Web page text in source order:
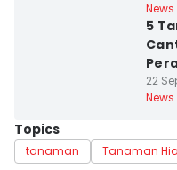
News
5
22
News
Topics
tanaman Tanaman